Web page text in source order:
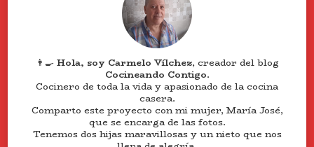
👨‍🍳 Hola, soy Carmelo Vílchez, creador del blog
Cocineando Contigo.
Cocinero de toda la vida y apasionado de la cocina
casera.
Comparto este proyecto con mi mujer, María José,
que se encarga de las fotos.
Tenemos dos hijas maravillosas y un nieto que nos